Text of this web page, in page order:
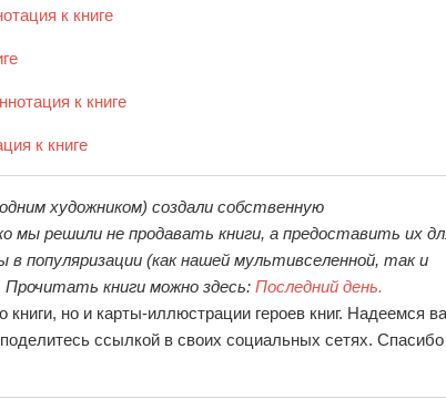
к книге
к книге
к книге
художником) создали собственную
решили не продавать книги, а предоставить их
популяризации (как нашей мультивселенной, так и
книги можно здесь: Последний день.
книги, но и карты-иллюстрации героев книг. Надеемся
ссылкой в своих социальных сетях. Спасибо